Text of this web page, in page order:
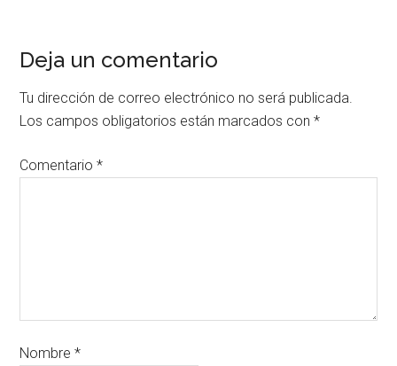
Deja un comentario
Tu dirección de correo electrónico no será publicada.
Los campos obligatorios están marcados con*
Comentario*
Nombre*